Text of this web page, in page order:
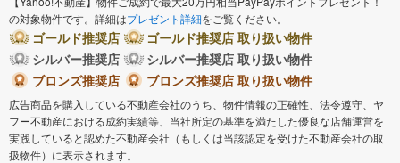
の対象物件です。詳細はプレゼント詳細をご覧ください。
ゴールド推奨店
ゴールド推奨店 取り扱い物件
シルバー推奨店
シルバー推奨店 取り扱い物件
ブロンズ推奨店
ブロンズ推奨店 取り扱い物件
広告商品を購入している不動産会社のうち、物件情報の正確性、法令遵守、ヤ
フー不動産における成約実績等、当社所定の基準を満たした優良な店舗運営を
実践していると認めた不動産会社（もしくは当該認定を受けた不動産会社の取
扱物件）に表示されます。